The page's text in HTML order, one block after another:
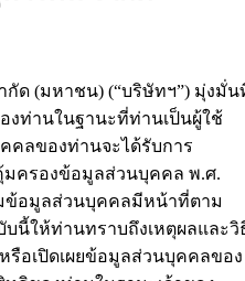
กัด (มหาชน) (“บริษัทฯ”) มุ่งมั่น
ท่านในฐานะที่ท่านเป็นผู้ใช้
คลของท่านจะได้รับการ
ครองข้อมูลส่วนบุคคล พ.ศ.
ข้อมูลส่วนบุคคลมีหน้าที่ตาม
บนี้ให้ท่านทราบถึงเหตุผลและวิ
รือเปิดเผยข้อมูลส่วนบุคคลของ